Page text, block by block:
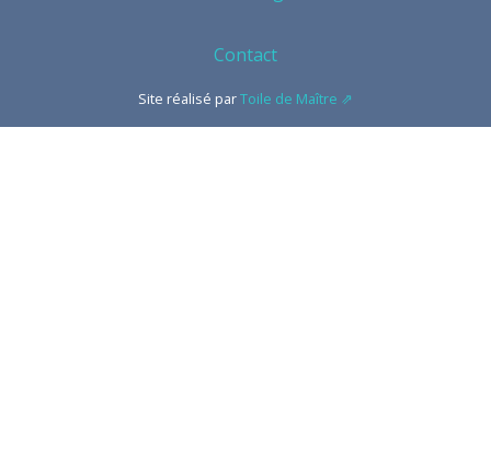
Contact
Site réalisé parToile de Maître ⇗